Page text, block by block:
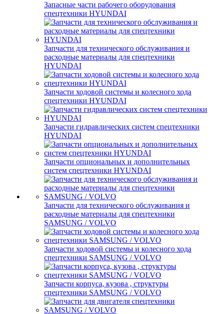
Запасные части рабочего оборудования
спецтехники HYUNDAI
Запчасти для технического обслуживания и
расходные материалы для спецтехники
HYUNDAI
Запчасти ходовой системы и колесного хода
спецтехники HYUNDAI
Запчасти гидравлических систем спецтехники
HYUNDAI
Запчасти опциональных и дополнительных
систем спецтехники HYUNDAI
Запчасти для технического обслуживания и
расходные материалы для спецтехники
SAMSUNG / VOLVO
Запчасти ходовой системы и колесного хода
спецтехники SAMSUNG / VOLVO
Запчасти корпуса, кузова , структуры
спецтехники SAMSUNG / VOLVO